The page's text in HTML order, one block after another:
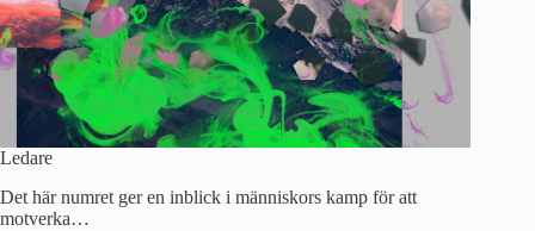
Ledare
Det här numret ger en inblick i människors kamp för att
motverka…